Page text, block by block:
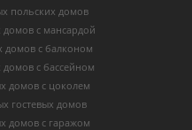
польских домов
с мансардой
домов с балконом
с бассейном
домов с цоколем
гостевых домов
домов с гаражом